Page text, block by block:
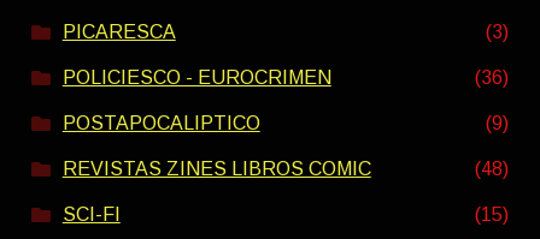
PICARESCA (3)
POLICIESCO - EUROCRIMEN (36)
POSTAPOCALIPTICO (9)
REVISTAS ZINES LIBROS COMIC (48)
SCI-FI (15)